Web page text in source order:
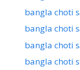
bangla choti
bangla choti
bangla choti
bangla choti